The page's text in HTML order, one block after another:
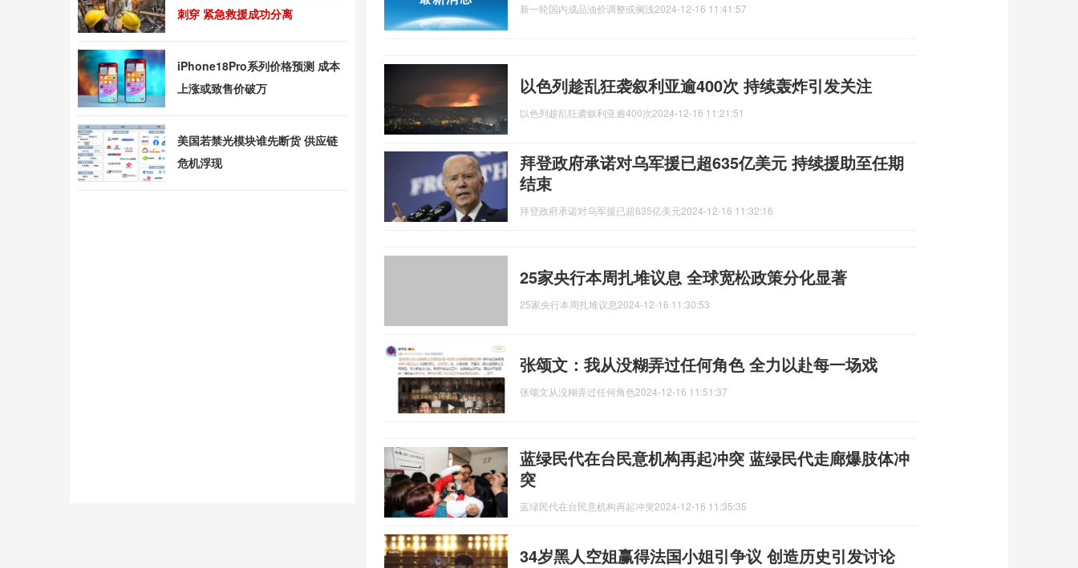
新一轮国内成品油价调整或搁浅2024-12-16 11:41:57
以色列趁乱狂袭叙利亚逾400次 持续轰炸引发关注
以色列趁乱狂袭叙利亚逾400次2024-12-16 11:21:51
拜登政府承诺对乌军援已超635亿美元 持续援助至任期
结束
拜登政府承诺对乌军援已超635亿美元2024-12-16 11:32:16
25家央行本周扎堆议息 全球宽松政策分化显著
25家央行本周扎堆议息2024-12-16 11:30:53
张颂文：我从没糊弄过任何角色 全力以赴每一场戏
张颂文从没糊弄过任何角色2024-12-16 11:51:37
蓝绿民代在台民意机构再起冲突 蓝绿民代走廊爆肢体冲
突
蓝绿民代在台民意机构再起冲突2024-12-16 11:35:35
34岁黑人空姐赢得法国小姐引争议 创造历史引发讨论
刺穿 紧急救援成功分离
iPhone18Pro系列价格预测 成本
上涨或致售价破万
美国若禁光模块谁先断货 供应链
危机浮现